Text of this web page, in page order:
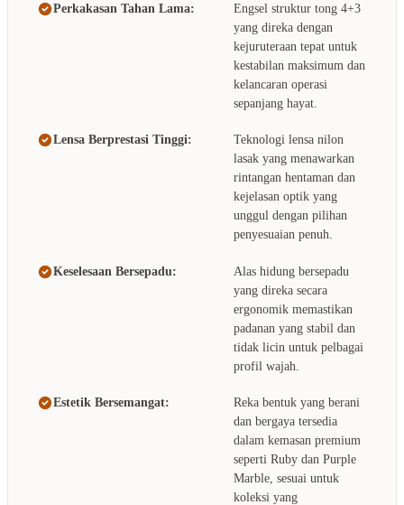
Perkakasan Tahan Lama:
Engsel struktur tong 4+3
yang direka dengan
kejuruteraan tepat untuk
kestabilan maksimum dan
kelancaran operasi
sepanjang hayat.
Lensa Berprestasi Tinggi:
Teknologi lensa nilon
lasak yang menawarkan
rintangan hentaman dan
kejelasan optik yang
unggul dengan pilihan
penyesuaian penuh.
Keselesaan Bersepadu:
Alas hidung bersepadu
yang direka secara
ergonomik memastikan
padanan yang stabil dan
tidak licin untuk pelbagai
profil wajah.
Estetik Bersemangat:
Reka bentuk yang berani
dan bergaya tersedia
dalam kemasan premium
seperti Ruby dan Purple
Marble, sesuai untuk
koleksi yang